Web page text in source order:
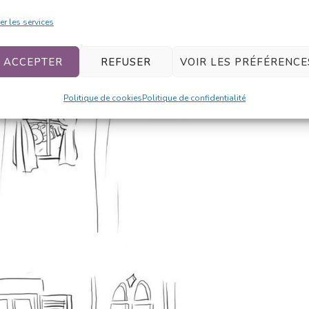
les services
ACCEPTER REFUSER VOIR LES
Politique de cookiesPolitique de confidentialité